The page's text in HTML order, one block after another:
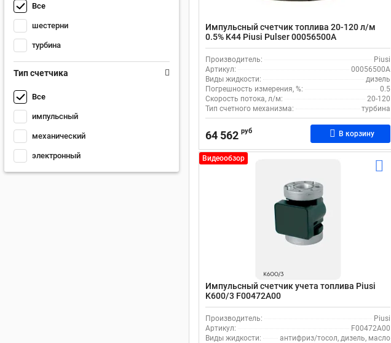
Все
шестерни
турбина
Тип счетчика
Все
импульсный
механический
электронный
Импульсный счетчик топлива 20-120 л/м
0.5% K44 Piusi Pulser 00056500A
Производитель:
Piusi
Артикул:
00056500A
Виды жидкости:
дизель
Погрешность измерения, %:
0.5
Скорость потока, л/м:
20-120
Тип счетного механизма:
турбина
64 562 руб В корзину
Видеообзор
Импульсный счетчик учета топлива Piusi
K600/3 F00472A00
Производитель:
Piusi
Артикул:
F00472A00
Виды жидкости:
антифриз/тосол, дизель, масло